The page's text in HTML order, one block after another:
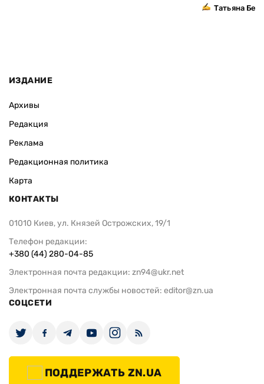
Татьяна
ИЗДАНИЕ
Архивы
Редакция
Реклама
Редакционная политика
Карта
КОНТАКТЫ
01010 Киев, ул. Князей Острожских, 19/1
Телефон редакции:
+380 (44) 280-04-85
Электронная почта редакции: zn94@ukr.net
Электронная почта службы новостей: editor@zn.ua
СОЦСЕТИ
ПОДДЕРЖАТЬ ZN.UA